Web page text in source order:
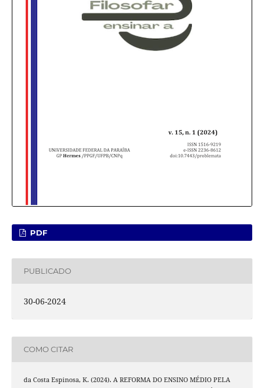
PDF
PUBLICADO
30-06-2024
COMO CITAR
da Costa Espinosa, K. (2024). A REFORMA DO ENSINO MÉDIO PELA